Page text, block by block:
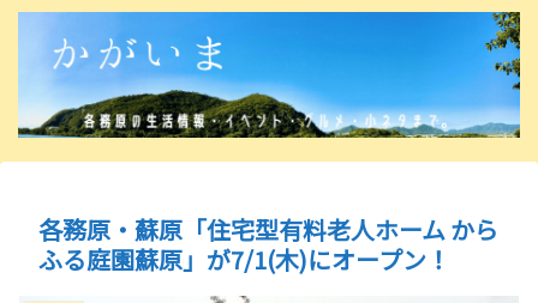
各務原・蘇原「住宅型有料老人ホーム から
ふる庭園蘇原」が7/1(木)にオープン！